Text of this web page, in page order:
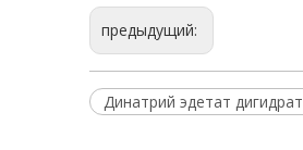
предыдущий:
Динатрий эдетат дигидрат